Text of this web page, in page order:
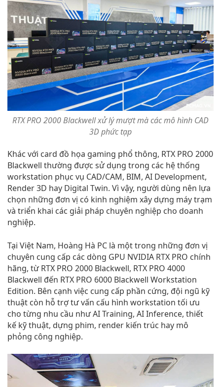
RTX PRO 2000 Blackwell xử lý mượt mà các mô hình CAD
3D phức tạp
Khác với card đồ họa gaming phổ thông, RTX PRO 2000
Blackwell thường được sử dụng trong các hệ thống
workstation phục vụ CAD/CAM, BIM, AI Development,
Render 3D hay Digital Twin. Vì vậy, người dùng nên lựa
chọn những đơn vị có kinh nghiệm xây dựng máy trạm
và triển khai các giải pháp chuyên nghiệp cho doanh
nghiệp.
Tại Việt Nam, Hoàng Hà PC là một trong những đơn vị
chuyên cung cấp các dòng GPU NVIDIA RTX PRO chính
hãng, từ RTX PRO 2000 Blackwell, RTX PRO 4000
Blackwell đến RTX PRO 6000 Blackwell Workstation
Edition. Bên cạnh việc cung cấp phần cứng, đội ngũ kỹ
thuật còn hỗ trợ tư vấn cấu hình workstation tối ưu
cho từng nhu cầu như AI Training, AI Inference, thiết
kế kỹ thuật, dựng phim, render kiến trúc hay mô
phỏng công nghiệp.